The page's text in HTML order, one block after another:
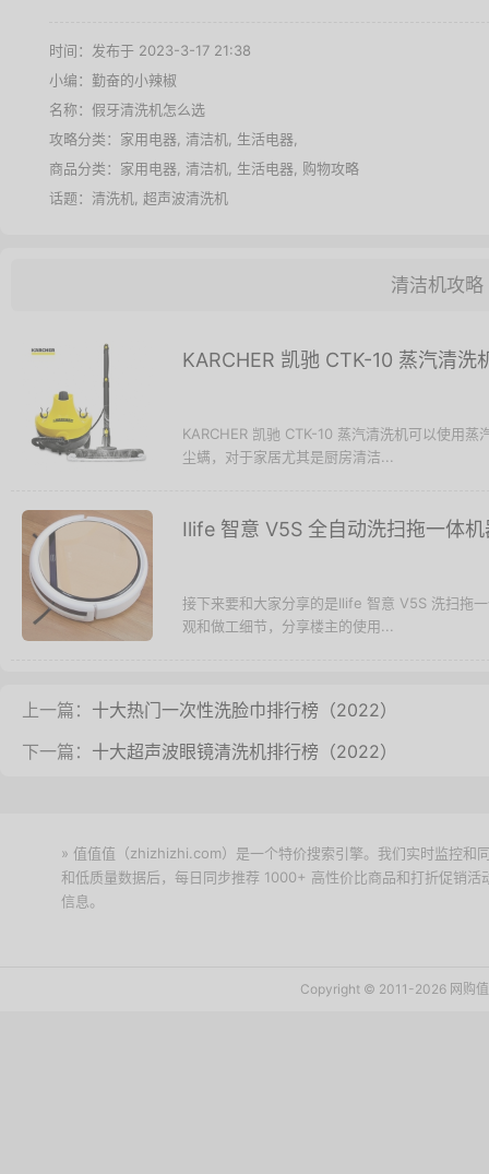
时间：发布于 2023-3-17 21:38
小编：勤奋的小辣椒
名称： 假牙清洗机怎么选
攻略分类： 家用电器 清洁机 生活电器
商品分类： 家用电器 清洁机 生活电器 购物攻略
话题： 清洗机 超声波清洗机
清洁机攻略
KARCHER 凯驰 CTK-10 蒸汽清洗
KARCHER 凯驰 CTK-10 蒸汽清洗机可以使用
尘螨，对于家居尤其是厨房清洁...
Ilife 智意 V5S 全自动洗扫拖一体
接下来要和大家分享的是Ilife 智意 V5S 洗扫拖
观和做工细节，分享楼主的使用...
上一篇： 十大热门一次性洗脸巾排行榜（2022）
下一篇： 十大超声波眼镜清洗机排行榜（2022）
» 值值值（zhizhizhi.com）是一个特价搜索引擎。我们实时监控和
和低质量数据后，每日同步推荐 1000+ 高性价比商品和打折促销
信息。
Copyright © 2011-2026 网购